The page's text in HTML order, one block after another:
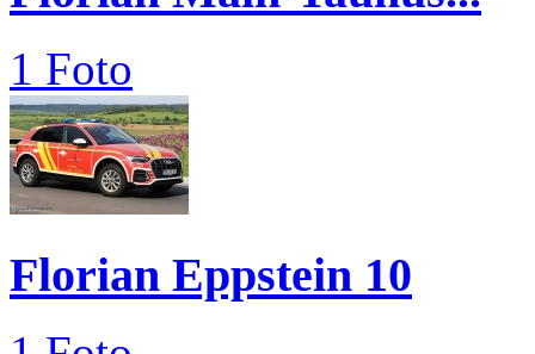
1 Foto
Florian Eppstein 10